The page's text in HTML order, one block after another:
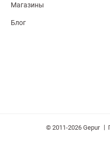
Магазины
Блог
© 2011-2026 Gepur |